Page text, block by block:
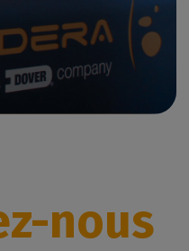
nous